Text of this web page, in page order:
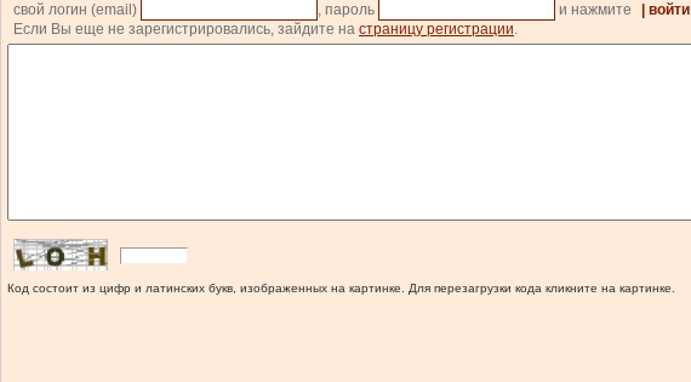
свой логин (email)
, пароль и нажмите | войти |
Если Вы еще не зарегистрировались, зайдите на страницу регистрации.
Код состоит из цифр и латинских букв, изображенных на картинке. Для перезагрузки кода кликните на картинке.